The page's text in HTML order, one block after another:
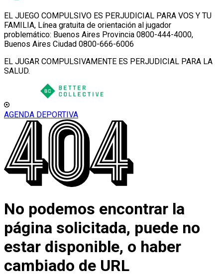
EL JUEGO COMPULSIVO ES PERJUDICIAL PARA VOS Y TU
FAMILIA, Línea gratuita de orientación al jugador
problemático: Buenos Aires Provincia 0800-444-4000,
Buenos Aires Ciudad 0800-666-6006
EL JUGAR COMPULSIVAMENTE ES PERJUDICIAL PARA LA
SALUD.
AGENDA DEPORTIVA
No podemos encontrar la
página solicitada, puede no
estar disponible, o haber
cambiado de URL